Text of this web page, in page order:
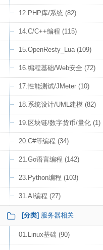
12.PHP库/系统 (82)
14.C/C++编程 (115)
15.OpenResty_Lua (109)
16.编程基础/Web安全 (72)
17.性能测试/JMeter (10)
18.系统设计/UML建模 (82)
19.区块链/数字货币/量化 (1)
20.C#等编程 (34)
21.Go语言编程 (142)
23.Python编程 (103)
31.AI编程 (27)
[分类] 服务器相关
01.Linux基础 (90)